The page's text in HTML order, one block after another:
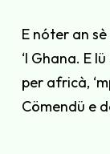
E nóter an sè
‘l Ghana. E
per africà,
Cömendü e